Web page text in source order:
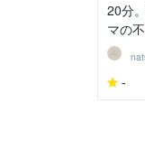
20分
マの
-